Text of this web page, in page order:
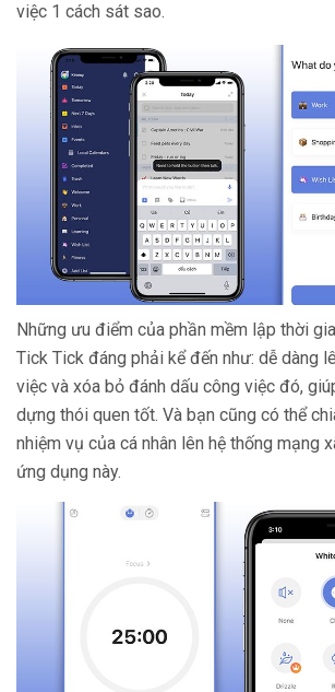
việc 1 cách sát sao.
Những ưu điểm của phần mềm lập thời
Tick Tick đáng phải kể đến như: dễ dàng
việc và xóa bỏ đánh dấu công việc đó,
dựng thói quen tốt. Và bạn cũng có thể
nhiệm vụ của cá nhân lên hệ thống mạng
ứng dụng này.